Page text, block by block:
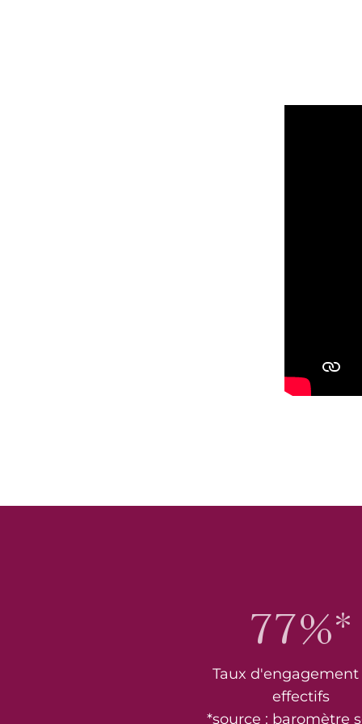
77%*
Taux d'engagement
effectifs
*source : baromètre